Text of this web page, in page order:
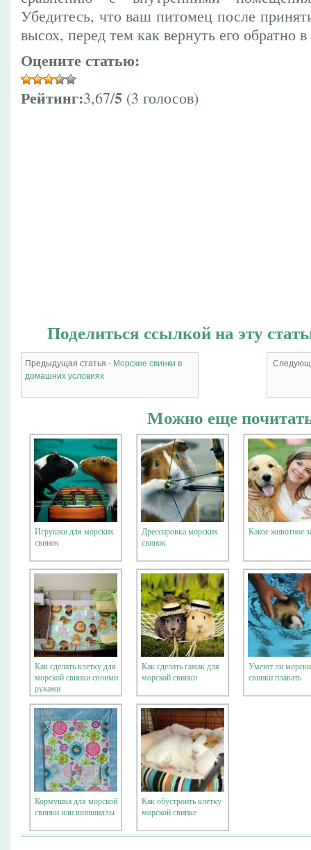
Убедитесь, что ваш питомец после
высох, перед тем как вернуть его обратно
Оцените статью:
Рейтинг:3,67/5 (3 голосов)
Поделиться ссылкой на эту
Предыдущая статья - Морские свинки в
домашних условиях
Можно еще
Игрушки для морских
свинок
Дрессировка морских
свинок
Какое животное
Как сделать клетку для
морской свинки своими
руками
Как сделать гамак для
морской свинки
Умеют ли
свинки плавать
Кормушка для морской
свинки или шиншиллы
Как обустроить клетку
морской свинке